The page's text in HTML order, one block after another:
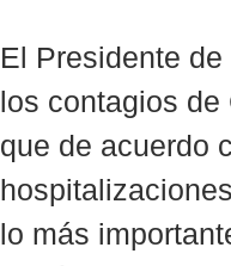
El Presidente
los contagios de
que de acuerdo
lo más